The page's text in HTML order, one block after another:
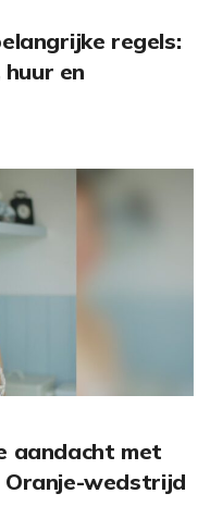
regels:
en
aandacht met
wedstrijd